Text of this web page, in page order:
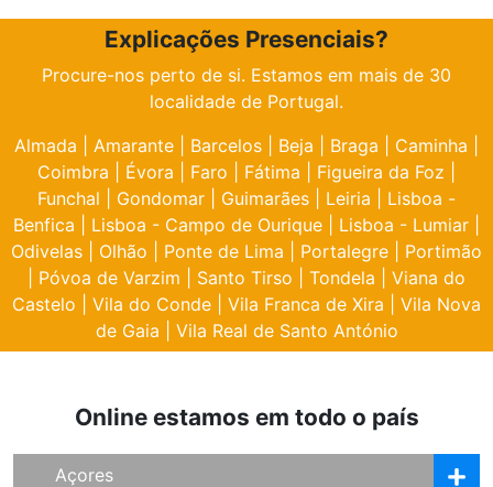
Explicações Presenciais?
Procure-nos perto de si. Estamos em mais de 30
localidade de Portugal.
Almada
Amarante Barcelos Beja Braga Caminha
Coimbra
Évora Faro Fátima Figueira da Foz
Funchal
Gondomar Guimarães Leiria
Lisboa -
Benfica
Lisboa - Campo de Ourique Lisboa - Lumiar
Odivelas
Olhão Ponte de Lima Portalegre
Portimão
Póvoa de Varzim Santo Tirso Tondela
Viana do
Castelo
Vila do Conde Vila Franca de Xira
Vila Nova
de Gaia
Vila Real de Santo António
Online estamos em todo o país
Açores